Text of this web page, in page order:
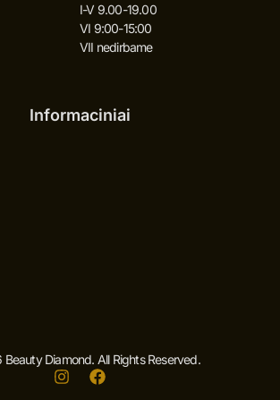
I-V 9.00-19.00
VI 9:00-15:00
VII nedirbame
Informaciniai
Diamond. All Rights Reserved.
I
F